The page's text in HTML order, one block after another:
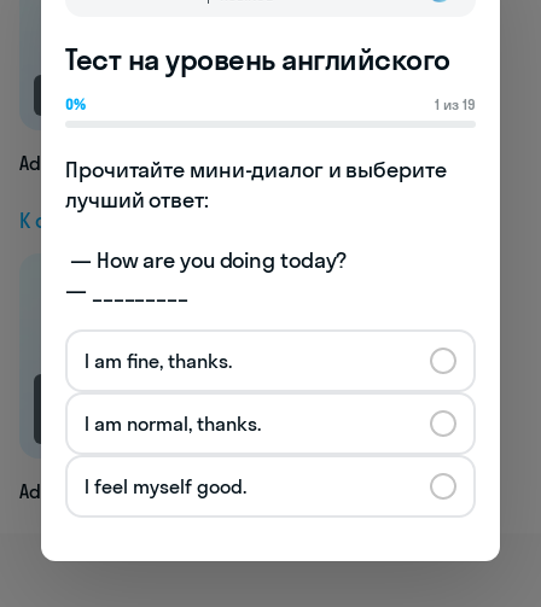
NEW
Add
К следующей статье
2.9K
Adult
Тест на уровень английского
0% 1 из 19
Прочитайте мини-диалог и выберите
лучший ответ:
— _________
I am fine, thanks.
I am normal, thanks.
I feel myself good.